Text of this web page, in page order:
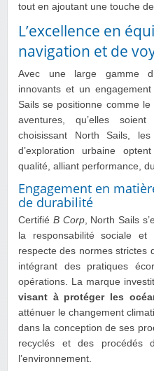
tout en ajoutant une touche
L’excellence en
navigation et de
Avec une large gamme
innovants et un
Sails se positionne comme
aventures, qu’elles
choisissant North Sails,
d’exploration urbaine
qualité, alliant performance,
Engagement en
de durabilité
Certifié B Corp, North Sails
la responsabilité sociale et
respecte des normes strictes
intégrant des pratiques
opérations. La marque
visant à protéger les
atténuer le changement
dans la conception de ses
recyclés et des procédés
l’environnement.